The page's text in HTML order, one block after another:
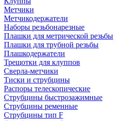
Метчики
Метчикодержатели
Наборы резьбонарезные
Плашки для метрической резьбы
Плашки для трубной резьбы
Плашкодержатели
Трещотки для клуппов
Сверла-метчики
Тиски и струбцины
Распоры телескопические
Струбцины быстрозажимные
Струбцины ременные
Струбцины тип F